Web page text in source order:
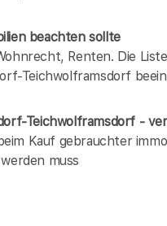
beachten sollte
Renten. Die
Teichwolframsdorf
Teichwolframsdorf -
Kauf gebrauchter
muss